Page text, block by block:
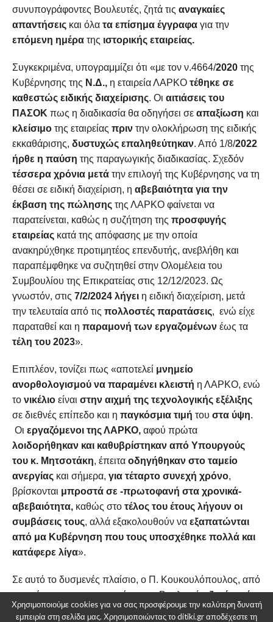
συνυπογράφοντες Βουλευτές, ζητά τις αναγκαίες
απαντήσειςκαι όλα τα επίσημα έγγραφαγια την
επόμενη ημέρατης ιστορικής εταιρείας.
Συγκεκριμένα, υπογραμμίζει ότι «με τον ν.4664/2020 της
Κυβέρνησης της Ν.Δ.,η εταιρεία ΛΑΡΚΟ τέθηκε σε
καθεστώς ειδικής διαχείρισης. Οι αιτιάσεις του
ΠΑΣΟΚ πως η διαδικασία θα οδηγήσει σε απαξίωση και
κλείσιμοτης εταιρείας πριν την ολοκλήρωση της ειδικής
εκκαθάρισης, δυστυχώς επαληθεύτηκαν. Από 1/8/2022
ήρθε η παύση της παραγωγικής διαδικασίας. Σχεδόν
τέσσερα χρόνια μετάτην επιλογή της Κυβέρνησης να τη
θέσει σε ειδική διαχείριση, η αβεβαιότητα για την
έκβαση της πώλησηςτης ΛΑΡΚΟ φαίνεται να
παρατείνεται, καθώς η συζήτηση της προσφυγής
εταιρείαςκατά της απόφασης με την οποία
ανακηρύχθηκε προτιμητέος επενδυτής, ανεβλήθη και
παραπέμφθηκε να συζητηθεί στην Ολομέλεια του
Συμβουλίου της Επικρατείας στις 12/12/2023. Ως
γνωστόν, στις 7/2/2024 λήγειη ειδική διαχείριση, μετά
την τελευταία από τις πολλοστές παρατάσεις, ενώ είχε
παραταθεί και η παραμονή των εργαζομένωνέως τα
τέλη του 2023».
Επιπλέον, τονίζει πως «αποτελεί μνημείο
ανορθολογισμού να παραμένει κλειστή η ΛΑΡΚΟ, ενώ
το νικέλιο είναι στην αιχμή της τεχνολογικής εξέλιξης
σε διεθνές επίπεδο και η παγκόσμια τιμή του στα ύψη.
Οι εργαζόμενοι της ΛΑΡΚΟ, αφού πρώτα
λοιδορήθηκαν και καθυβρίστηκαν από Υπουργούς
του κ. Μητσοτάκη, έπειτα οδηγήθηκαν στο ταμείο
ανεργίαςκαι σήμερα, για τέταρτο συνεχή χρόνο,
βρίσκονται μπροστά σε -πρωτοφανή στα χρονικά-
αβεβαιότητα,καθώς στο τέλος του έτους λήγουν οι
συμβάσεις τους, αλλά εξακολουθούν να εξαπατώνται
από μα Κυβέρνηση που τους υποσχέθηκε πολλά και
κατάφερε λίγα».
Σε αυτό το δυσμενές πλαίσιο, ο Π. Κουκουλόπουλος, από
κοινού με τους συνυπογράφοντες Βουλευτές,ζητά από
τους συναρμόδιους Υπουργούς να ξεκαθαρίσουν:
Χρησιμοποιούμε cookies για να σας προσφέρουμε την καλύτερη δυνατή
εμπειρία στη σελίδα μας. Χρησιμοποιώντας το ditiki.gr αποδέχεστε τη